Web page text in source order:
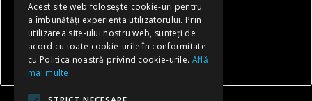
[…]
CITESTE MAI MULT
Acest site web folosește cookie-uri pentru
a îmbunătăți experiența utilizatorului. Prin
utilizarea site-ului nostru web, sunteți de
acord cu toate cookie-urile în conformitate
cu Politica noastră privind cookie-urile. Află
mai multe